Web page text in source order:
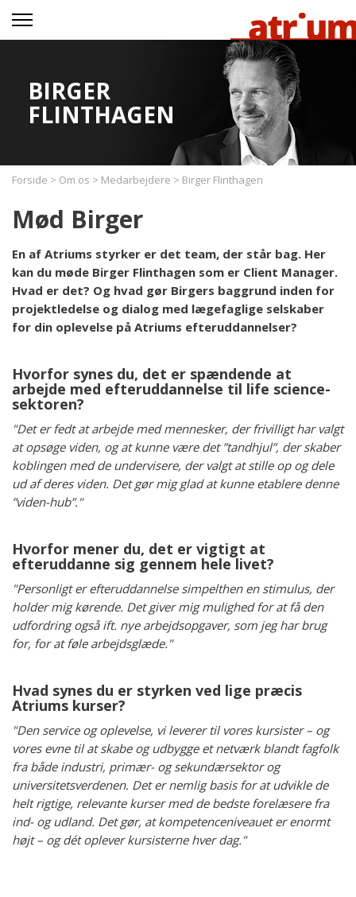
BIRGER
FLINTHAGEN
Forside > Om os > Medarbejdere > Birger Flinthagen
Mød Birger
En af Atriums styrker er det team, der står bag. Her
kan du møde Birger Flinthagen som er Client Manager.
Hvad er det? Og hvad gør Birgers baggrund inden for
projektledelse og dialog med lægefaglige selskaber
for din oplevelse på Atriums efteruddannelser?
Hvorfor synes du, det er spændende at
arbejde med efteruddannelse til life science-
sektoren?
"Det er fedt at arbejde med mennesker, der frivilligt har valgt
at opsøge viden, og at kunne være det ”tandhjul”, der skaber
koblingen med de undervisere, der valgt at stille op og dele
ud af deres viden. Det gør mig glad at kunne etablere denne
”viden-hub”."
Hvorfor mener du, det er vigtigt at
efteruddanne sig gennem hele livet?
"Personligt er efteruddannelse simpelthen en stimulus, der
holder mig kørende. Det giver mig mulighed for at få den
udfordring også ift. nye arbejdsopgaver, som jeg har brug
for, for at føle arbejdsglæde."
Hvad synes du er styrken ved lige præcis
Atriums kurser?
"Den service og oplevelse, vi leverer til vores kursister – og
vores evne til at skabe og udbygge et netværk blandt fagfolk
fra både industri, primær- og sekundærsektor og
universitetsverdenen. Det er nemlig basis for at udvikle de
helt rigtige, relevante kurser med de bedste forelæsere fra
ind- og udland. Det gør, at kompetenceniveauet er enormt
højt – og dét oplever kursisterne hver dag."